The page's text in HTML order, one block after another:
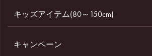
キッズアイテム(80～150cm)
キャンペーン